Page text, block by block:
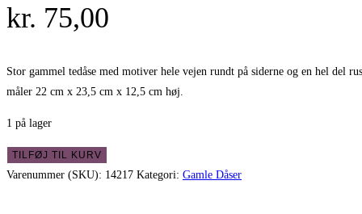
kr. 75,00
Stor gammel tedåse med motiver hele vejen rundt på siderne og en hel del
måler 22 cm x 23,5 cm x 12,5 cm høj.
1 på lager
Stor
gammel
TILFØJ TIL KURV
Varenummer (SKU): 14217 Kategori: Gamle Dåser